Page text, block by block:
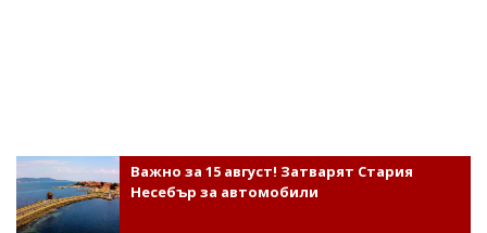
Важно за 15 август! Затварят Стария
Несебър за автомобили